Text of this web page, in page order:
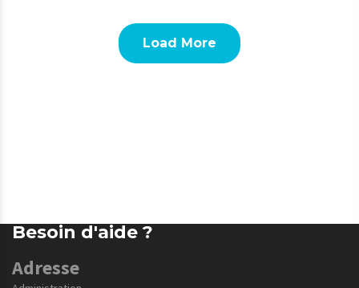
Load More
Besoin d'aide ?
Adresse